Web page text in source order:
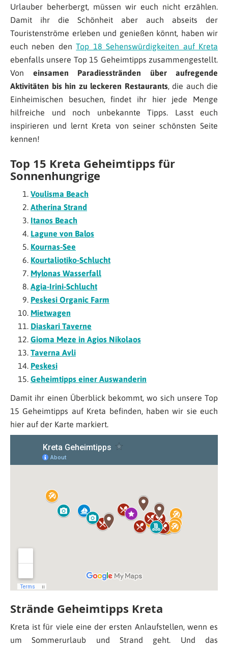
Urlauber beherbergt, müssen wir euch nicht erzählen.
Damit ihr die Schönheit aber auch abseits der
Touristenströme erleben und genießen könnt, haben wir
euch neben denTop 18 Sehenswürdigkeiten auf Kreta
ebenfalls unsere Top 15 Geheimtipps zusammengestellt.
Von einsamen Paradiesstränden über aufregende
Aktivitäten bis hin zu leckeren Restaurants, die auch die
Einheimischen besuchen, findet ihr hier jede Menge
hilfreiche und noch unbekannte Tipps. Lasst euch
inspirieren und lernt Kreta von seiner schönsten Seite
kennen!
Top 15 Kreta Geheimtipps für
Sonnenhungrige
Voulisma Beach
Atherina Strand
Itanos Beach
Lagune von Balos
Kournas-See
Kourtaliotiko-Schlucht
Mylonas Wasserfall
Agia-Irini-Schlucht
Peskesi Organic Farm
Mietwagen
Diaskari Taverne
Gioma Meze in Agios Nikolaos
Taverna Avli
Peskesi
Geheimtipps einer Auswanderin
Damit ihr einen Überblick bekommt, wo sich unsere Top
15 Geheimtipps auf Kreta befinden, haben wir sie euch
hier auf der Karte markiert.
Strände Geheimtipps Kreta
Kreta ist für viele eine der ersten Anlaufstellen, wenn es
um Sommerurlaub und Strand geht. Und das